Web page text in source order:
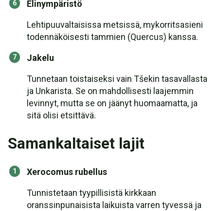
Elinympäristö
Lehtipuuvaltaisissa metsissä, mykorritsasieni
todennäköisesti tammien (Quercus) kanssa.
Jakelu
Tunnetaan toistaiseksi vain Tšekin tasavallasta
ja Unkarista. Se on mahdollisesti laajemmin
levinnyt, mutta se on jäänyt huomaamatta, ja
sitä olisi etsittävä.
Samankaltaiset lajit
Xerocomus rubellus
Tunnistetaan tyypillisistä kirkkaan
oranssinpunaisista laikuista varren tyvessä ja